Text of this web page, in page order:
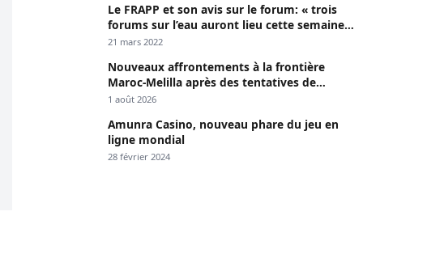
Le FRAPP et son avis sur le forum: « trois
forums sur l’eau auront lieu cette semaine à
Dakar »
21 mars 2022
Nouveaux affrontements à la frontière
Maroc-Melilla après des tentatives de
passage
1 août 2026
Amunra Casino, nouveau phare du jeu en
ligne mondial
28 février 2024